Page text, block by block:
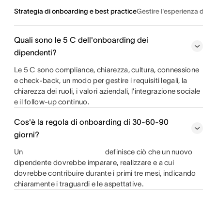
Strategia di onboarding e best practiceGestire l'esperienza dei
Quali sono le 5 C dell'onboarding dei
dipendenti?
Le 5 C sono compliance, chiarezza, cultura, connessione
e check-back, un modo per gestire i requisiti legali, la
chiarezza dei ruoli, i valori aziendali, l'integrazione sociale
e il follow-up continuo.
Cos'è la regola di onboarding di 30-60-90
giorni?
Un
definisce ciò che un nuovo
dipendente dovrebbe imparare, realizzare e a cui
dovrebbe contribuire durante i primi tre mesi, indicando
chiaramente i traguardi e le aspettative.